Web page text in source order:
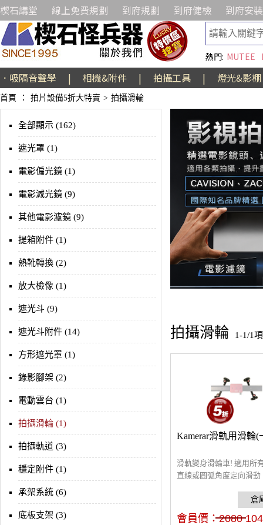
楔石講堂 線上免費規劃 到府規劃 到府健檢 到府安裝
熱門: MUTEE
．吸隔音聲學 | 相機&附件 | 拍攝工具 | 燈光&影棚
首頁 ： 拍片設備5折大特賣 > 拍攝滑輪
全部顯示 (162)
遮光罩 (1)
電影偏光鏡 (1)
電影減光鏡 (9)
其他電影濾鏡 (9)
提箱附件 (1)
熱靴轉換 (2)
放大檢像 (1)
遮光斗 (9)
遮光斗附件 (14)
方形遮光罩 (1)
錄影腳架 (2)
電動雲台 (1)
拍攝滑輪 (1)
拍攝軌道 (3)
穩定附件 (1)
承架系統 (6)
底板支架 (3)
拍攝滑輪 1-1/1
Kamerar滑軌用滑輪(
滑軌變身滑輪車! 適用所
直線或圓弧角度定向滑動
會員價：2080